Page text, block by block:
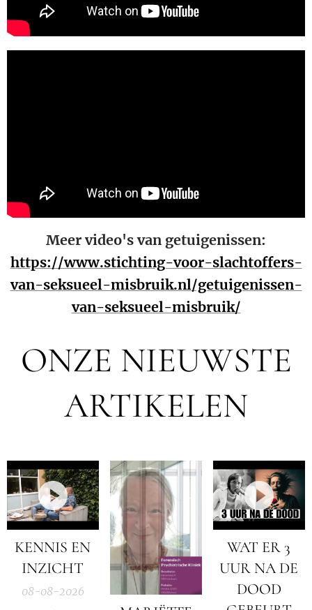
Meer video's van getuigenissen:
https://www.stichting-voor-slachtoffers-
van-seksueel-misbruik.nl/getuigenissen-
van-seksueel-misbruik/
ONZE NIEUWSTE
ARTIKELEN
KENNIS EN
INZICHT
08-08-2026
WAT ER 3
UUR NA DE
DOOD